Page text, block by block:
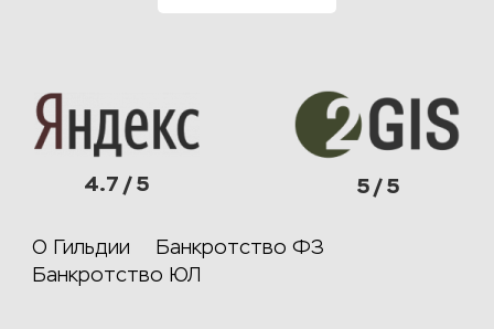
4.7 / 5 5 / 5
О Гильдии
Банкротство ФЗ
Банкротство ЮЛ